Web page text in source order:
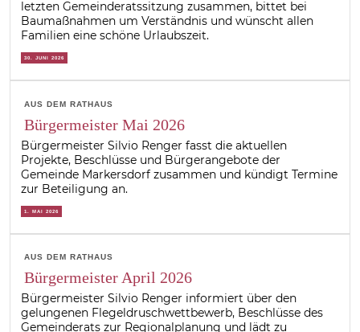
letzten Gemeinderatssitzung zusammen, bittet bei
Baumaßnahmen um Verständnis und wünscht allen
Familien eine schöne Urlaubszeit.
30. JUNI 2026
AUS DEM RATHAUS
Bürgermeister Mai 2026
Bürgermeister Silvio Renger fasst die aktuellen
Projekte, Beschlüsse und Bürgerangebote der
Gemeinde Markersdorf zusammen und kündigt Termine
zur Beteiligung an.
1. MAI 2026
AUS DEM RATHAUS
Bürgermeister April 2026
Bürgermeister Silvio Renger informiert über den
gelungenen Flegeldruschwettbewerb, Beschlüsse des
Gemeinderats zur Regionalplanung und lädt zu